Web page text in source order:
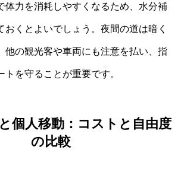
体力を消耗しやすくなるため、水分補
おくとよいでしょう。夜間の道は暗く
他の観光客や車両にも注意を払い、指
トを守ることが重要です。
個人移動：コストと自由度
の比較